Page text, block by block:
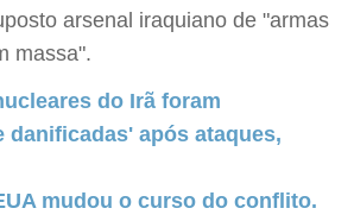
arsenal iraquiano de "armas
massa".
do Irã foram
danificadas' após ataques,
mudou o curso do conflito.